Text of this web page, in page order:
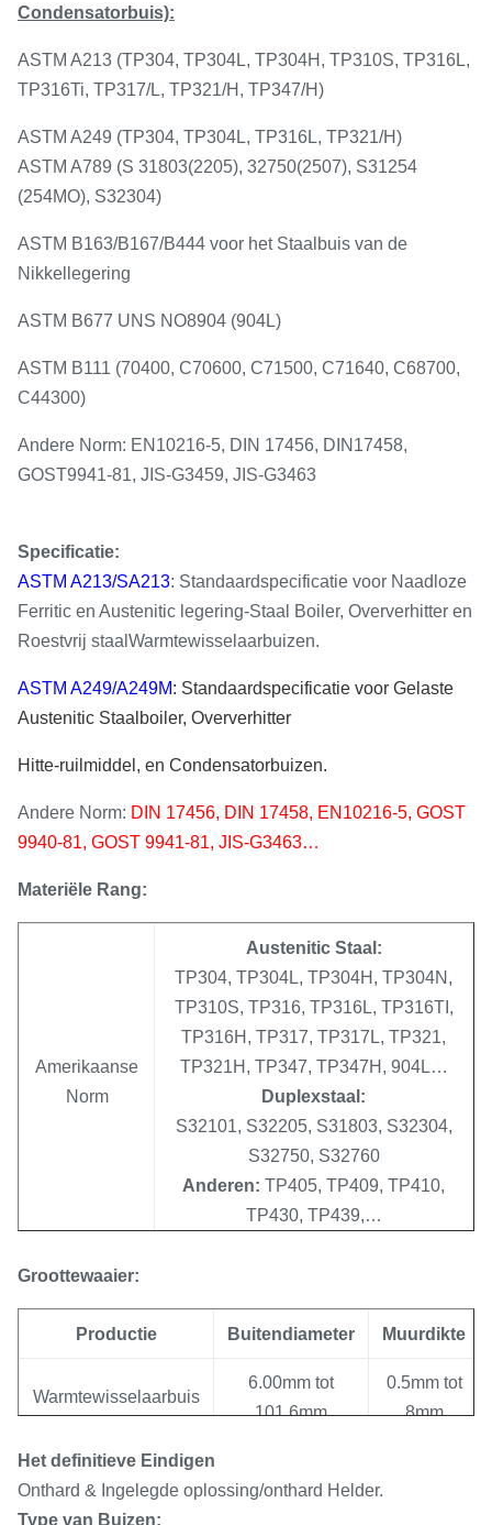
Condensatorbuis):
ASTM A213 (TP304, TP304L, TP304H, TP310S, TP316L,
TP316Ti, TP317/L, TP321/H, TP347/H)
ASTM A249 (TP304, TP304L, TP316L, TP321/H)
ASTM A789 (S 31803(2205), 32750(2507), S31254
(254MO), S32304)
ASTM B163/B167/B444 voor het Staalbuis van de
Nikkellegering
ASTM B677 UNS NO8904 (904L)
ASTM B111 (70400, C70600, C71500, C71640, C68700,
C44300)
Andere Norm: EN10216-5, DIN 17456, DIN17458,
GOST9941-81, JIS-G3459, JIS-G3463
Specificatie:
ASTM A213/SA213: Standaardspecificatie voor Naadloze
Ferritic en Austenitic legering-Staal Boiler, Oververhitter en
Roestvrij staalWarmtewisselaarbuizen.
ASTM A249/A249M: Standaardspecificatie voor Gelaste
Austenitic Staalboiler, Oververhitter
Hitte-ruilmiddel, en Condensatorbuizen.
Andere Norm: DIN 17456, DIN 17458, EN10216-5, GOST
9940-81, GOST 9941-81, JIS-G3463…
Materiële Rang:
Amerikaanse
Norm
Austenitic Staal:
TP304, TP304L, TP304H, TP304N,
TP310S, TP316, TP316L, TP316TI,
TP316H, TP317, TP317L, TP321,
TP321H, TP347, TP347H, 904L…
Duplexstaal:
S32101, S32205, S31803, S32304,
S32750, S32760
Anderen: TP405, TP409, TP410,
TP430, TP439,…
Europennorm
1.4571, 1.4438, 1.4841, 1.4845,
1.4410, 1.4501
De Norm van
08Х13,12Х13,12Х17,15Х25Т,
04Х18Н10,08Х20Н14С2,
Groottewaaier:
Productie Buitendiameter Muurdikte
Warmtewisselaarbuis
6.00mm tot
101.6mm
0.5mm tot
8mm
Het definitieve Eindigen
Onthard & Ingelegde oplossing/onthard Helder.
Type van Buizen: